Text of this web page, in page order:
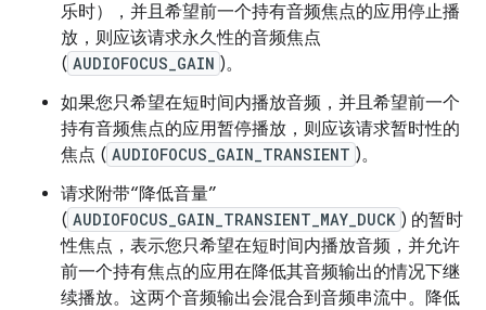
乐时），并且希望前一个持有音频焦点的应用停止播
放，则应该请求永久性的音频焦点
( AUDIOFOCUS_GAIN )。
如果您只希望在短时间内播放音频，并且希望前一个
持有音频焦点的应用暂停播放，则应该请求暂时性的
焦点 ( AUDIOFOCUS_GAIN_TRANSIENT )。
请求附带“降低音量”
( AUDIOFOCUS_GAIN_TRANSIENT_MAY_DUCK ) 的暂时
性焦点，表示您只希望在短时间内播放音频，并允许
前一个持有焦点的应用在降低其音频输出的情况下继
续播放。 这两个音频输出会混合到音频串流中。降低